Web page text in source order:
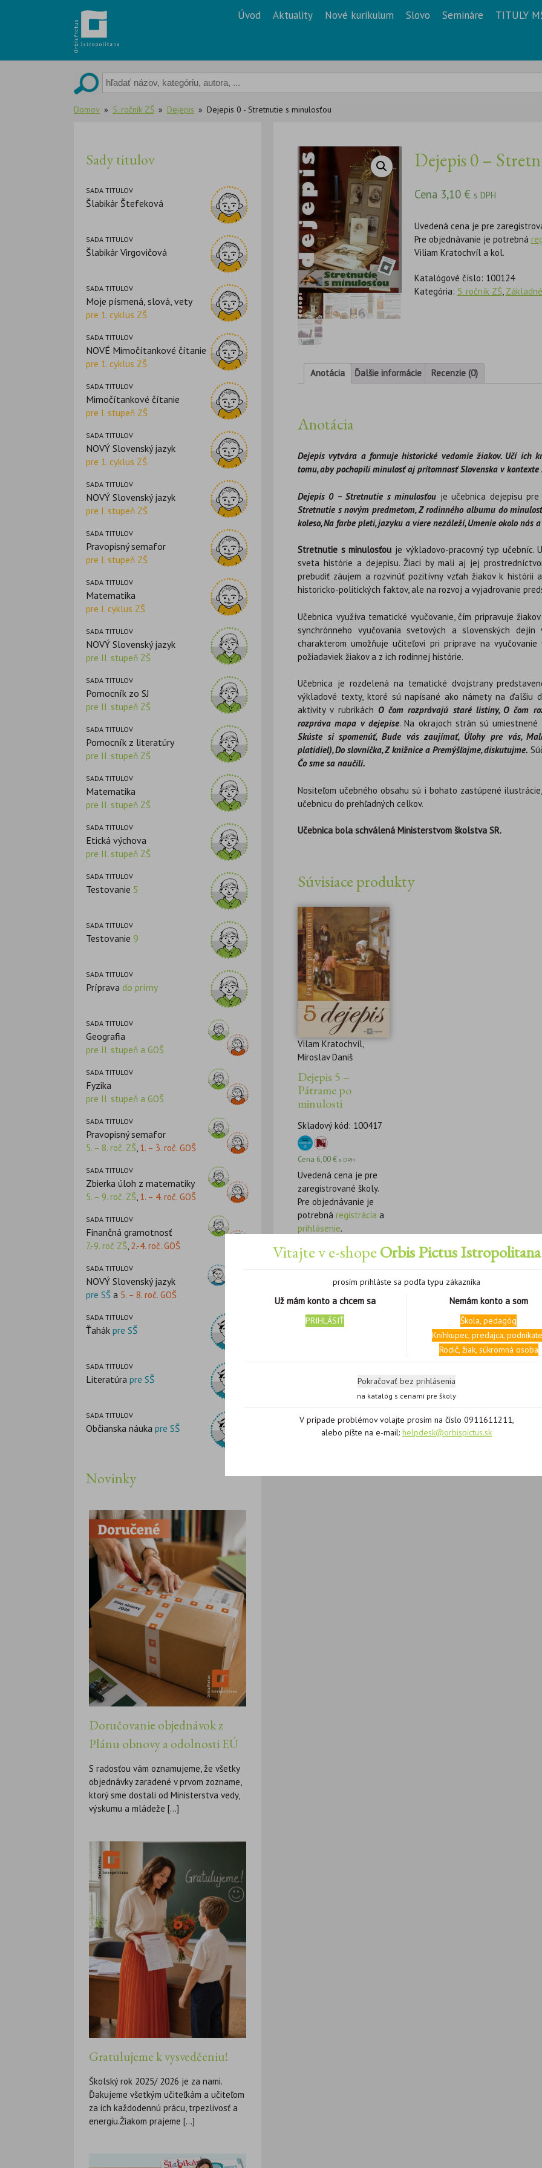
Vitajte v e-shopeOrbis Pictus Istropolitana
prosím prihláste sa podľa typu zákazníka
Už mám konto a chcem sa
PRIHLÁSIŤ
Nemám konto a som
Škola, pedagóg
Kníhkupec, predajca,
Rodič, žiak, súkromná osoba
Pokračovať bez prihlásenia
na katalóg s cenami pre školy
V prípade problémov volajte prosím na číslo 0911611211,
alebo píšte na e-mail: helpdesk@orbispictus.sk
Úvod Aktuality Nové kurikulum Slovo Semináre TITULY
Domov 5. ročník ZŠ Dejepis Dejepis 0 - Stretnutie s minulosťou
Sady titulov
SADA TITULOV
Šlabikár Štefeková
SADA TITULOV
Šlabikár Virgovičová
SADA TITULOV
Moje písmená, slová, vety
pre 1. cyklus ZŠ
SADA TITULOV
NOVÉ Mimočítankové čítanie
pre 1. cyklus ZŠ
SADA TITULOV
Mimočítankové čítanie
pre I. stupeň ZŠ
SADA TITULOV
NOVÝ Slovenský jazyk
pre 1. cyklus ZŠ
SADA TITULOV
NOVÝ Slovenský jazyk
pre I. stupeň ZŠ
SADA TITULOV
Pravopisný semafor
pre I. stupeň ZŠ
SADA TITULOV
Matematika
pre I. cyklus ZŠ
SADA TITULOV
NOVÝ Slovenský jazyk
pre II. stupeň ZŠ
SADA TITULOV
Pomocník zo SJ
pre II. stupeň ZŠ
SADA TITULOV
Pomocník z literatúry
pre II. stupeň ZŠ
SADA TITULOV
Matematika
pre II. stupeň ZŠ
SADA TITULOV
Etická výchova
pre II. stupeň ZŠ
SADA TITULOV
Testovanie 5
SADA TITULOV
Testovanie 9
SADA TITULOV
Príprava do prímy
SADA TITULOV
Geografia
pre II. stupeň a GOŠ
SADA TITULOV
Fyzika
pre II. stupeň a GOŠ
SADA TITULOV
Pravopisný semafor
5. – 8. roč. ZŠ,1. – 3. roč. GOŠ
SADA TITULOV
Zbierka úloh z matematiky
5. – 9. roč. ZŠ, 1. – 4. roč. GOŠ
SADA TITULOV
Finančná gramotnosť
7.-9. roč ZŠ, 2.-4. roč. GOŠ
SADA TITULOV
NOVÝ Slovenský jazyk
pre SŠ a 5. – 8. roč. GOŠ
SADA TITULOV
Ťahák pre SŠ
SADA TITULOV
Literatúra pre SŠ
SADA TITULOV
Občianska náuka pre SŠ
Novinky
Doručovanie objednávok z
Plánu obnovy a odolnosti EÚ
S radosťou vám oznamujeme, že všetky
objednávky zaradené v prvom zozname,
ktorý sme dostali od Ministerstva vedy,
výskumu a mládeže [...]
Gratulujeme k vysvedčeniu!
Školský rok 2025/ 2026 je za nami.
Ďakujeme všetkým učiteľkám a učiteľom
za ich každodennú prácu, trpezlivosť a
energiu.Žiakom prajeme [...]
Dejepis 0 –
Cena 3,10 € s DPH
Uvedená cena je pre
Pre objednávanie je potrebná
Viliam Kratochvíl a kol.
Katalógové číslo: 100124
Kategória: 5. ročník ZŠ,
Anotácia Ďalšie informácie Recenzie (0)
Anotácia
Dejepis vytvára a formuje historické vedomie žiakov. Učí ich
tomu, aby pochopili minulosť aj prítomnosť Slovenska v kontexte
Dejepis 0 – Stretnutie s minulosťou je učebnica dejepisu
Stretnutie s novým predmetom, Z rodinného albumu do
koleso, Na farbe pleti, jazyku a viere nezáleží, Umenie okolo nás
Stretnutie s minulosťou je výkladovo-pracovný typ učebníc.
sveta histórie a dejepisu. Žiaci by mali aj jej
prebudiť záujem a rozvinúť pozitívny vzťah žiakov k histórii
historicko-politických faktov, ale na rozvoj a vyjadrovanie
Učebnica využíva tematické vyučovanie, čím pripravuje
synchrónneho vyučovania svetových a slovenských
charakterom umožňuje učiteľovi pri príprave na
požiadaviek žiakov a z ich rodinnej histórie.
Učebnica je rozdelená na tematické dvojstrany
výkladové texty, ktoré sú napísané ako námety na ďalšiu
aktivity v rubrikách O čom rozprávajú staré listiny, O čom
rozpráva mapa v dejepise. Na okrajoch strán sú
Skúste si spomenúť, Bude vás zaujímať, Úlohy pre vás,
platidiel), Do slovníčka, Z knižnice a Premýšľajme, diskutujme.
Čo sme sa naučili.
Nositeľom učebného obsahu sú i bohato zastúpené
učebnicu do prehľadných celkov.
Učebnica bola schválená Ministerstvom školstva SR.
Súvisiace produkty
Vilam Kratochvíl,
Miroslav Daniš
Dejepis 5 –
Pátrame po
minulosti
Skladový kód: 100417
Cena 6,00€ s DPH
Uvedená cena je pre
zaregistrované školy.
Pre objednávanie je
potrebná registrácia a
prihlásenie.